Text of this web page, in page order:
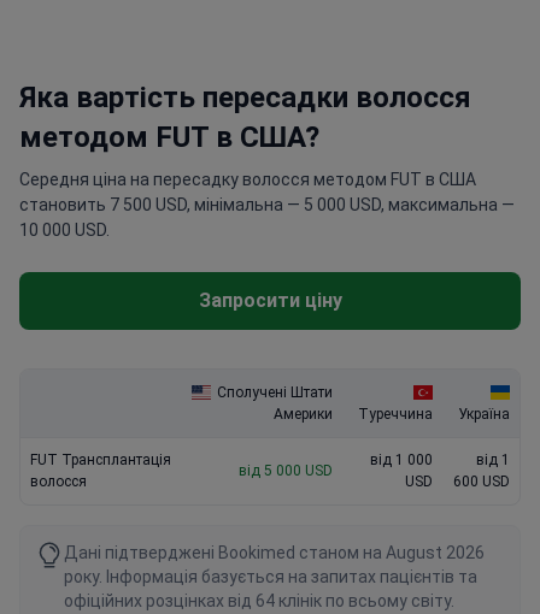
Яка вартість пересадки волосся
методом FUT в США?
Середня ціна на пересадку волосся методом FUT в США
становить 7 500 USD, мінімальна — 5 000 USD, максимальна —
10 000 USD.
Запросити ціну
Сполучені Штати
Америки
Туреччина Україна
FUT Трансплантація
волосся
від 5 000 USD
від 1 000
USD
від 1
600 USD
Дані підтверджені Bookimed станом на August 2026
року. Інформація базується на запитах пацієнтів та
офіційних розцінках від 64 клінік по всьому світу.